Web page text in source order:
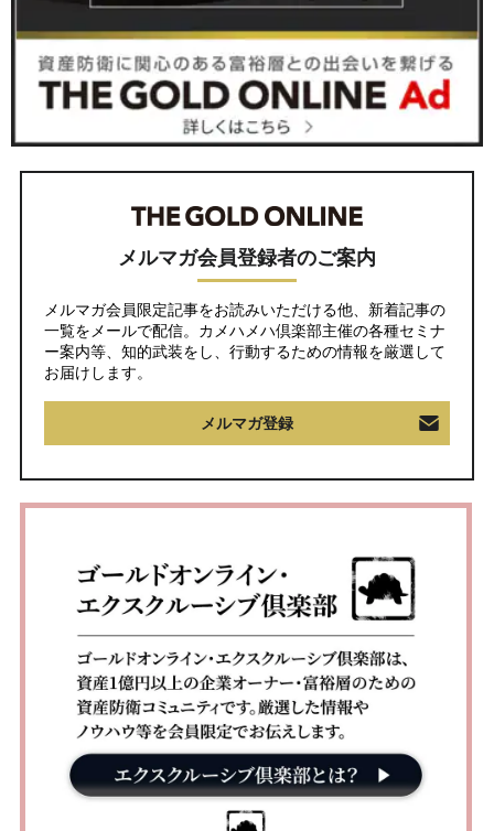
メルマガ会員登録者のご案内
メルマガ会員限定記事をお読みいただける他、新着記事の
一覧をメールで配信。カメハメハ倶楽部主催の各種セミナ
ー案内等、知的武装をし、行動するための情報を厳選して
お届けします。
メルマガ登録